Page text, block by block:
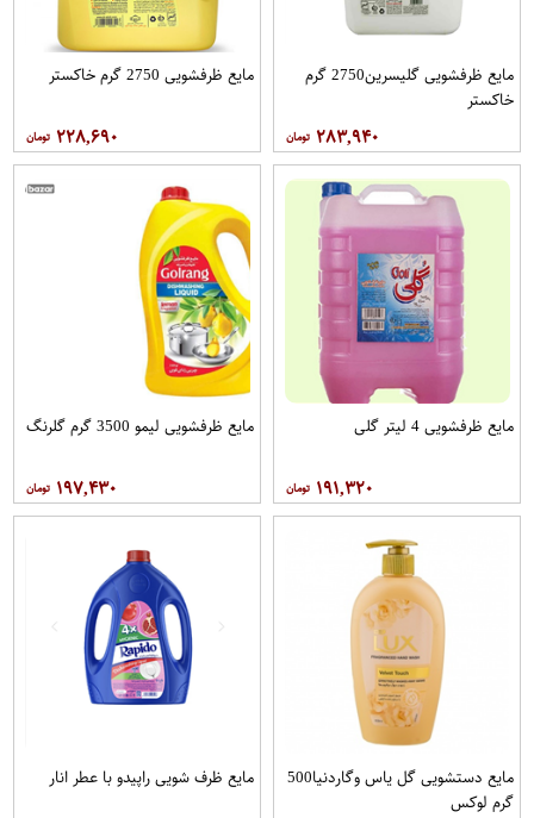
مایع ظرفشویی گلیسرین2750 گرم
خاکستر
۲۸۳,۹۴۰
مایع ظرفشویی 2750 گرم خاکستر
۲۲۸,۶۹۰
مایع ظرفشویی 4 لیتر گلی
۱۹۱,۳۲۰
مایع ظرفشویی لیمو 3500 گرم گلرنگ
۱۹۷,۴۳۰
مایع دستشویی گل یاس وگاردنیا500
گرم لوکس
مایع ظرف شویی راپیدو با عطر انار